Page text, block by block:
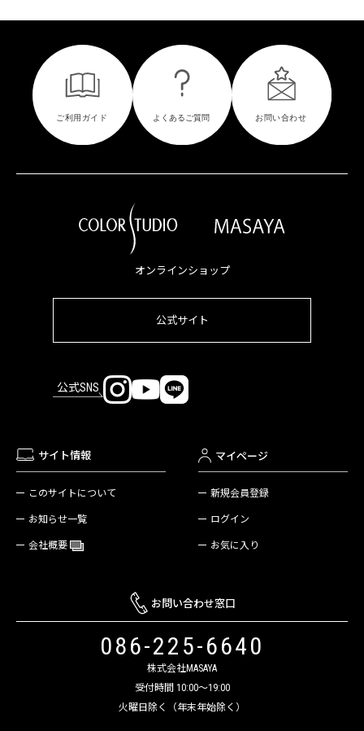
オンラインショップ
公式サイト
公式SNS
サイト情報
このサイトについて
お知らせ一覧
会社概要
マイページ
新規会員登録
ログイン
お気に入り
お問い合わせ窓口
086-225-6640
株式会社MASAYA
受付時間 10:00～19:00
火曜日除く（年末年始除く）